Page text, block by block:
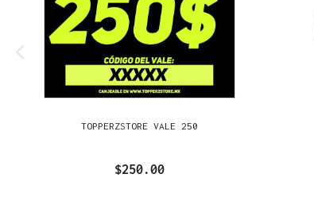
TOPPERZSTORE VALE 250
$250.00